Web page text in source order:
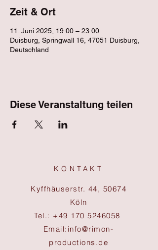
Zeit & Ort
11. Juni 2025, 19:00 – 23:00
Duisburg, Springwall 16, 47051 Duisburg,
Deutschland
Diese Veranstaltung teilen
KONTAKT
Kyffhäuserstr. 44, 50674
Köln
Tel.: +49 170 5246058
Email: info@rimon-
productions.de